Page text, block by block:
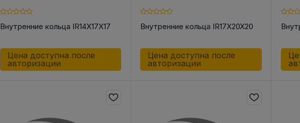
Внутренние кольца IR14X17X17
Цена доступна после
авторизации
Внутренние кольца IR17X20X20
Цена доступна после
авторизации